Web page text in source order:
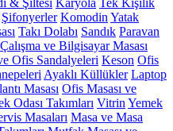
& Şiltesi Karyola Tek Kişilik
Şifonyerler Komodin Yatak
Takı Dolabı Sandık Paravan
Çalışma ve Bilgisayar Masası
Ofis Sandalyeleri Keson Ofis
Ayaklı Küllükler Laptop
Masası Ofis Masası ve
Odası Takımları Vitrin Yemek
Masaları Masa ve Masa